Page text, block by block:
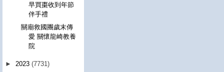
早買棗收到年節
伴手禮
關廟救國團歲末傳
愛 關懷龍崎教養
院
► 2023 (7731)